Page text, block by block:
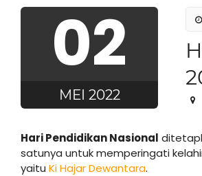
02
MEI 2022
Hari Pendidikan Nasional
satunya untuk memperingati
yaitu Ki Hajar Dewantara.